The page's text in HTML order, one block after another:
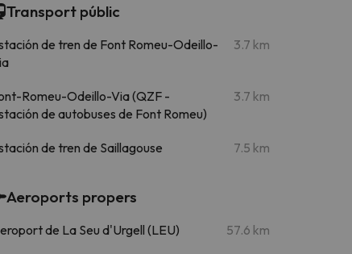
Transport públic
de tren de Font Romeu-Odeillo-
3.7 km
Romeu-Odeillo-Via (QZF -
de autobuses de Font Romeu)
3.7 km
de tren de Saillagouse 7.5 km
Aeroports propers
de La Seu d'Urgell (LEU) 57.6 km